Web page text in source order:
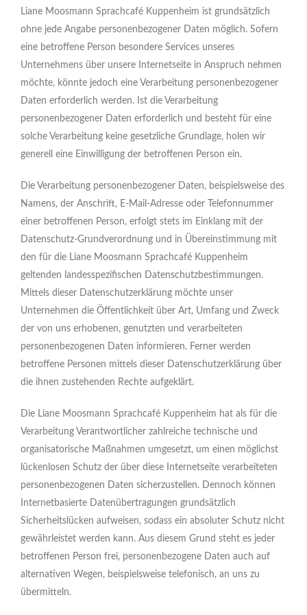
Liane Moosmann Sprachcafé Kuppenheim ist grundsätzlich
ohne jede Angabe personenbezogener Daten möglich. Sofern
eine betroffene Person besondere Services unseres
Unternehmens über unsere Internetseite in Anspruch nehmen
möchte, könnte jedoch eine Verarbeitung personenbezogener
Daten erforderlich werden. Ist die Verarbeitung
personenbezogener Daten erforderlich und besteht für eine
solche Verarbeitung keine gesetzliche Grundlage, holen wir
generell eine Einwilligung der betroffenen Person ein.
Die Verarbeitung personenbezogener Daten, beispielsweise des
Namens, der Anschrift, E-Mail-Adresse oder Telefonnummer
einer betroffenen Person, erfolgt stets im Einklang mit der
Datenschutz-Grundverordnung und in Übereinstimmung mit
den für die Liane Moosmann Sprachcafé Kuppenheim
geltenden landesspezifischen Datenschutzbestimmungen.
Mittels dieser Datenschutzerklärung möchte unser
Unternehmen die Öffentlichkeit über Art, Umfang und Zweck
der von uns erhobenen, genutzten und verarbeiteten
personenbezogenen Daten informieren. Ferner werden
betroffene Personen mittels dieser Datenschutzerklärung über
die ihnen zustehenden Rechte aufgeklärt.
Die Liane Moosmann Sprachcafé Kuppenheim hat als für die
Verarbeitung Verantwortlicher zahlreiche technische und
organisatorische Maßnahmen umgesetzt, um einen möglichst
lückenlosen Schutz der über diese Internetseite verarbeiteten
personenbezogenen Daten sicherzustellen. Dennoch können
Internetbasierte Datenübertragungen grundsätzlich
Sicherheitslücken aufweisen, sodass ein absoluter Schutz nicht
gewährleistet werden kann. Aus diesem Grund steht es jeder
betroffenen Person frei, personenbezogene Daten auch auf
alternativen Wegen, beispielsweise telefonisch, an uns zu
übermitteln.